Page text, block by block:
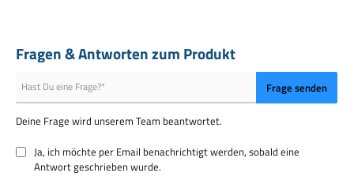
So bringst du würzige Frische in deine Küche
Mit Weichgekocht Scharfer Quark verwandelst du einfachen Quark in
einen aromatischen Dip mit Charakter. Die Gewürze entfalten ihr volles
Aroma besonders in Kombination mit cremigen Zutaten und sorgen für
eine ausgewogene, frische und leicht scharfe Note.
Fragen & Antworten zum Produkt
Frage senden
Deine Frage wird unserem Team beantwortet.
Ja, ich möchte per Email benachrichtigt werden, sobald eine
Antwort geschrieben wurde.